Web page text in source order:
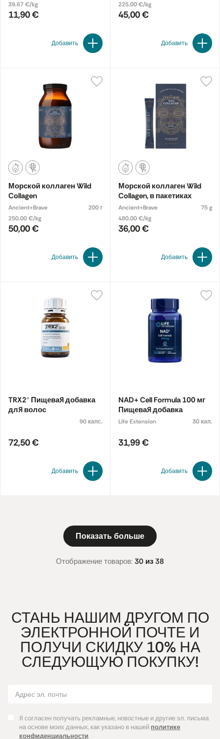
39.67 €/kg
11,90 €
Добавить
225.00 €/kg
45,00 €
Добавить
Морской коллаген Wild
Collagen
Ancient+Brave
200 г
250.00 €/kg
50,00 €
Добавить
Морской коллаген Wild
Collagen, в пакетиках
Ancient+Brave
75 g
480.00 €/kg
36,00 €
Добавить
TRX2® Пищевая добавка
для волос
90 капс.
72,50 €
Добавить
NAD+ Cell Formula 100 мг
Пищевая добавка
Life Extension 30 кап.
31,99 €
Добавить
Показать больше
Отображение товаров: 30 из 38
СТАНЬ НАШИМ ДРУГОМ ПО
ЭЛЕКТРОННОЙ ПОЧТЕ И
ПОЛУЧИ СКИДКУ 10% НА
СЛЕДУЮЩУЮ ПОКУПКУ!
Я согласен получать рекламные, новостные и другие эл. письма
на основе моих данных, как указано в нашей политике
конфиденциальности.